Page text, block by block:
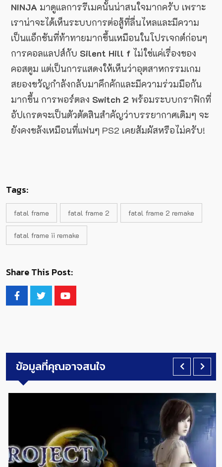
NINJA มาดูแลการรีเมคนั้นน่าสนใจมากครับ เพราะ
เราน่าจะได้เห็นระบบการต่อสู้ที่ลื่นไหลและมีความ
เป็นแอ็กชันที่ท้าทายมากขึ้นเหมือนในโปรเจกต์ก่อนๆ
การคอลแลปส์กับ Silent Hill f ไม่ใช่แค่เรื่องของ
คอสตูม แต่เป็นการแสดงให้เห็นว่าอุตสาหกรรมเกม
สยองขวัญกำลังกลับมาคึกคักและมีความร่วมมือกัน
มากขึ้น การพอร์ตลง Switch 2 พร้อมระบบกราฟิกที่
อัปเกรดจะเป็นตัวตัดสินสำคัญว่าบรรยากาศเดิมๆ จะ
ยังคงขลังเหมือนที่แฟนๆ PS2 เคยสัมผัสหรือไม่ครับ!
Tags:
fatal frame fatal frame 2 fatal frame 2 remake
fatal frame ii remake
Share This Post:
ข้อมูลที่คุณอาจสนใจ